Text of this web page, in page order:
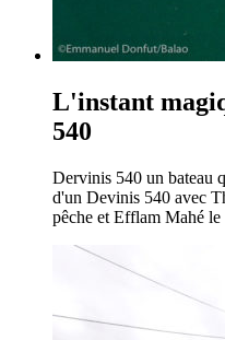
L'instant
540
Dervinis 540 un bateau
d'un Devinis 540 avec
pêche et Efflam Mahé